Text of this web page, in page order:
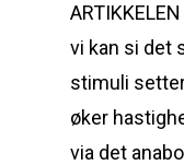
vi kan si det
stimuli
øker
via det